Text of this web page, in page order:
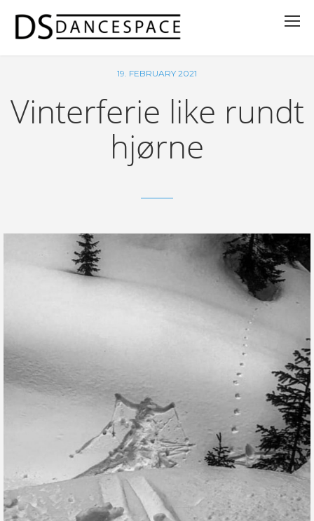
19. FEBRUARY 2021
Vinterferie like rundt
hjørne